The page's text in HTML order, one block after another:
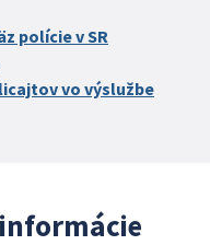
polície v SR
vo výslužbe